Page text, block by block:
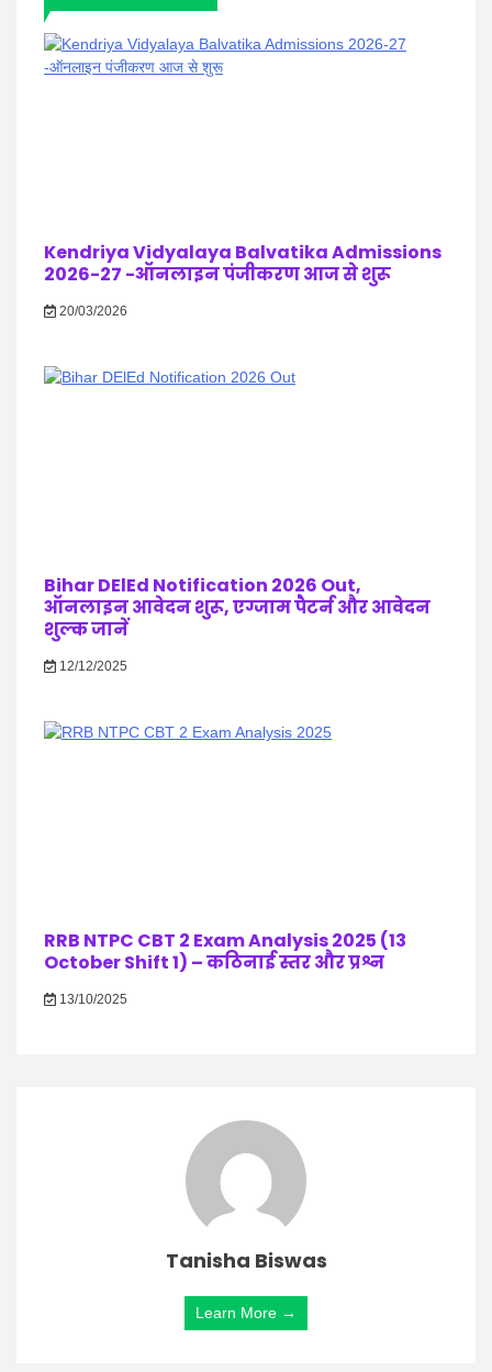
Kendriya Vidyalaya Balvatika Admissions
2026-27 -ऑनलाइन पंजीकरण आज से शुरू
20/03/2026
Bihar DElEd Notification 2026 Out,
ऑनलाइन आवेदन शुरू, एग्जाम पैटर्न और आवेदन
शुल्क जानें
12/12/2025
RRB NTPC CBT 2 Exam Analysis 2025 (13
October Shift 1) – कठिनाई स्तर और प्रश्न
13/10/2025
Tanisha Biswas
Learn More →